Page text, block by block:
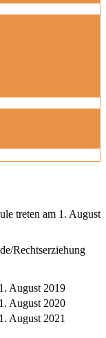
treten am 1. August
Rechtserziehung
August 2019
August 2020
August 2021